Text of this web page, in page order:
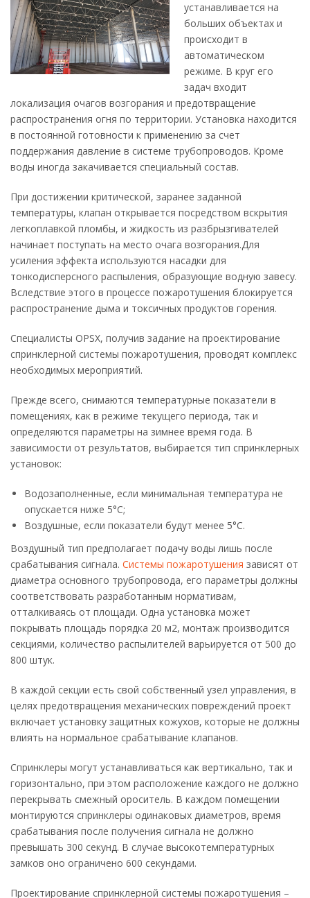
устанавливается на
больших объектах и
происходит в
автоматическом
режиме. В круг его
задач входит
локализация очагов возгорания и предотвращение
распространения огня по территории. Установка находится
в постоянной готовности к применению за счет
поддержания давление в системе трубопроводов. Кроме
воды иногда закачивается специальный состав.
При достижении критической, заранее заданной
температуры, клапан открывается посредством вскрытия
легкоплавкой пломбы, и жидкость из разбрызгивателей
начинает поступать на место очага возгорания.Для
усиления эффекта используются насадки для
тонкодисперсного распыления, образующие водную завесу.
Вследствие этого в процессе пожаротушения блокируется
распространение дыма и токсичных продуктов горения.
Специалисты OPSX, получив задание на проектирование
спринклерной системы пожаротушения, проводят комплекс
необходимых мероприятий.
Прежде всего, снимаются температурные показатели в
помещениях, как в режиме текущего периода, так и
определяются параметры на зимнее время года. В
зависимости от результатов, выбирается тип спринклерных
установок:
Водозаполненные, если минимальная температура не
опускается ниже 5°С;
Воздушные, если показатели будут менее 5°С.
Воздушный тип предполагает подачу воды лишь после
срабатывания сигнала. Системы пожаротушения зависят от
диаметра основного трубопровода, его параметры должны
соответствовать разработанным нормативам,
отталкиваясь от площади. Одна установка может
покрывать площадь порядка 20 м2, монтаж производится
секциями, количество распылителей варьируется от 500 до
800 штук.
В каждой секции есть свой собственный узел управления, в
целях предотвращения механических повреждений проект
включает установку защитных кожухов, которые не должны
влиять на нормальное срабатывание клапанов.
Спринклеры могут устанавливаться как вертикально, так и
горизонтально, при этом расположение каждого не должно
перекрывать смежный ороситель. В каждом помещении
монтируются спринклеры одинаковых диаметров, время
срабатывания после получения сигнала не должно
превышать 300 секунд. В случае высокотемпературных
замков оно ограничено 600 секундами.
Проектирование спринклерной системы пожаротушения –